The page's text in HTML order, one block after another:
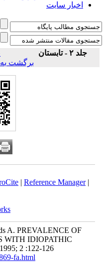
اخبار سایت
جلد ۲ - تابستان جلد
برگشت به
ProCite|Reference Manager
A. PREVALENCE OF
WITH IDIOPATHIC
2 :122-126
fa.html